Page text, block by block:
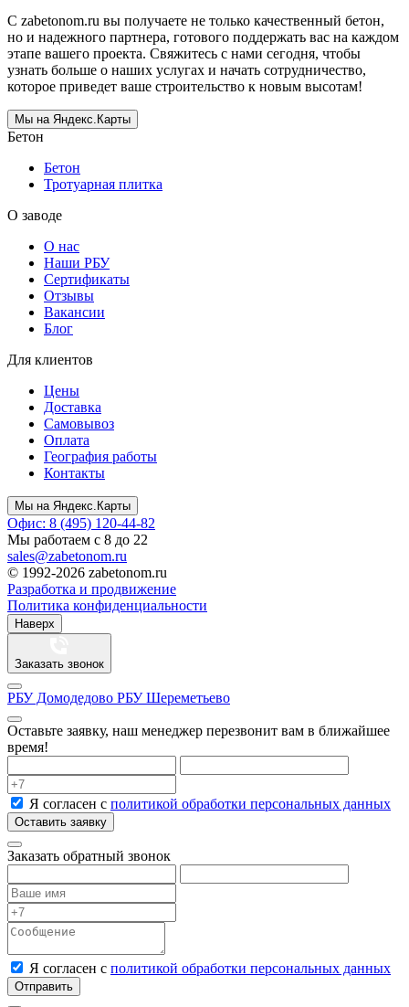
С zabetonom.ru вы получаете не только качественный бетон,
но и надежного партнера, готового поддержать вас на каждом
этапе вашего проекта. Свяжитесь с нами сегодня, чтобы
узнать больше о наших услугах и начать сотрудничество,
которое приведет ваше строительство к новым высотам!
Мы на Яндекс.Карты
Бетон
Бетон
Тротуарная плитка
О заводе
О нас
Наши РБУ
Сертификаты
Отзывы
Вакансии
Блог
Для клиентов
Цены
Доставка
Самовывоз
Оплата
География работы
Контакты
Мы на Яндекс.Карты
Офис: 8 (495) 120-44-82
Мы работаем с 8 до 22
sales@zabetonom.ru
© 1992-2026 zabetonom.ru
Разработка и продвижение
Политика конфиденциальности
Наверх
Заказать звонок
РБУ Домодедово РБУ Шереметьево
Оставьте заявку, наш менеджер перезвонит вам в ближайшее
время!
Я согласен с политикой обработки персональных данных
Оставить заявку
Заказать обратный звонок
Я согласен с политикой обработки персональных данных
Отправить